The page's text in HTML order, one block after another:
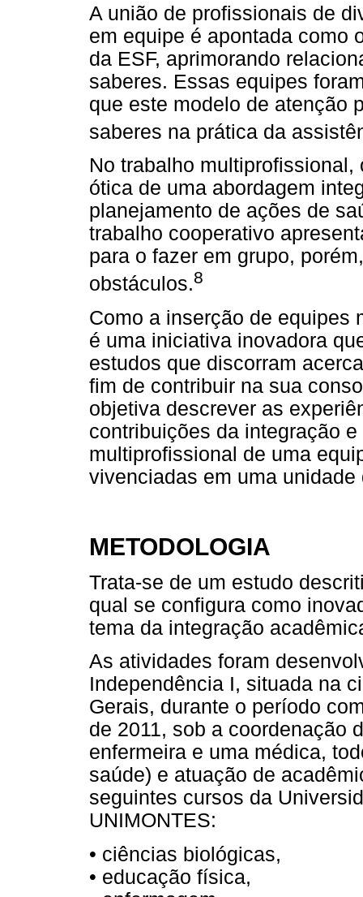
A união de profissionais de
em equipe é apontada como
da ESF, aprimorando
saberes. Essas equipes
que este modelo de atenção
saberes na prática da
No trabalho
ótica de uma abordagem
planejamento de ações de
trabalho cooperativo
para o fazer em grupo,
obstáculos.8
Como a inserção de equipes
é uma iniciativa inovadora
estudos que discorram
fim de contribuir na sua
objetiva descrever as
contribuições da integração
multiprofissional de uma
vivenciadas em uma unidade
METODOLOGIA
Trata-se de um estudo
qual se configura como
tema da integração
As atividades foram
Independência I, situada na
Gerais, durante o período
de 2011, sob a coordenação
enfermeira e uma médica,
saúde) e atuação de
seguintes cursos da
UNIMONTES:
• ciências biológicas,
• educação física,